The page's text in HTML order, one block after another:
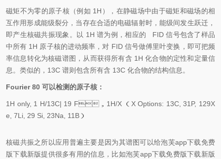
磁矩不为零的原子核（例如 1H），在静磁场中由于磁矩和磁场的相
互作用形成能级裂分，当存在合适的电磁辐射时，能级间发生跃迁，
即产生核磁共振现象。以 1H 谱为例，相应的 FID 信号包含了样品
中所有 1H 原子核的进动频率，对 FID 信号做傅里叶变换，即可把频
率信息转化为核磁谱图，从而获得所有含 1H 化合物的定性和定量信
息。类似的，13C 谱则包含所有含 13C 化合物的结构信息。
Fourier 80 可以检测的原子核：
1H only, 1 H/13C| 19 F，1H/X （X Options: 13C, 31P, 129X
e, 7Li, 29 Si, 23Na, 11B）
核磁共振之所以应用普遍主要是因为其谱图可以给泡芙app下载免费
版下载新版提供很多有用的信息，比如泡芙app下载免费版下载新版